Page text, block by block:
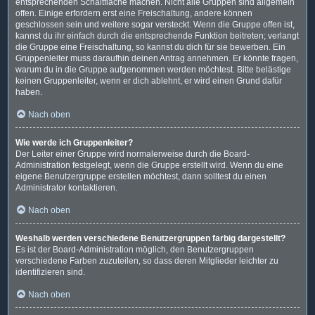
entsprechenden Schaltfläche machen. Nicht alle Gruppen sind allgemein
offen. Einige erfordern erst eine Freischaltung, andere können
geschlossen sein und weitere sogar versteckt. Wenn die Gruppe offen ist,
kannst du ihr einfach durch die entsprechende Funktion beitreten; verlangt
die Gruppe eine Freischaltung, so kannst du dich für sie bewerben. Ein
Gruppenleiter muss daraufhin deinen Antrag annehmen. Er könnte fragen,
warum du in die Gruppe aufgenommen werden möchtest. Bitte belästige
keinen Gruppenleiter, wenn er dich ablehnt, er wird einen Grund dafür
haben.
Nach oben
Wie werde ich Gruppenleiter?
Der Leiter einer Gruppe wird normalerweise durch die Board-
Administration festgelegt, wenn die Gruppe erstellt wird. Wenn du eine
eigene Benutzergruppe erstellen möchtest, dann solltest du einen
Administrator kontaktieren.
Nach oben
Weshalb werden verschiedene Benutzergruppen farbig dargestellt?
Es ist der Board-Administration möglich, den Benutzergruppen
verschiedene Farben zuzuteilen, so dass deren Mitglieder leichter zu
identifizieren sind.
Nach oben